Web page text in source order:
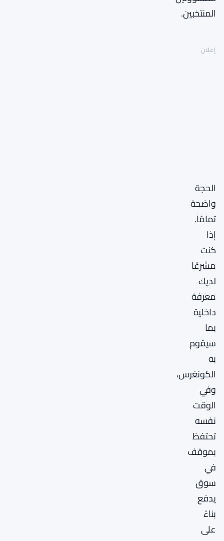
المنتخبين.
إعلان
الحجة
واضحة
تمامًا.
إذا
كنت
مشرعًا
لديك
معرفة
داخلية
بما
سيقوم
به
الكونغرس،
وفي
الوقت
نفسه
تحتفظ
بموقف
في
سوق
يدفع
بناءً
على